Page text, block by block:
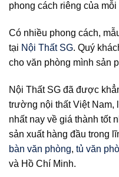
phong cách riêng của
Có nhiều phong cách,
tại Nội Thất SG. Quý
cho văn phòng mình sản
Nội Thất SG đã được
trường nội thất Việt Nam,
nhất nay về giá thành tốt
sản xuất hàng đầu trong
bàn văn phòng, tủ văn
và Hồ Chí Minh.